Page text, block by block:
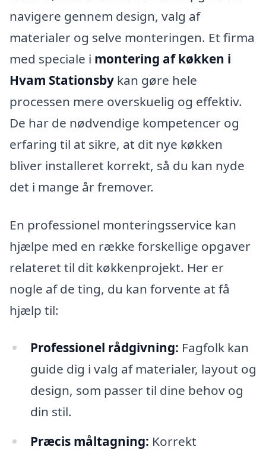
navigere gennem design, valg af
materialer og selve monteringen. Et firma
med speciale i montering af køkken i
Hvam Stationsby kan gøre hele
processen mere overskuelig og effektiv.
De har de nødvendige kompetencer og
erfaring til at sikre, at dit nye køkken
bliver installeret korrekt, så du kan nyde
det i mange år fremover.
En professionel monteringsservice kan
hjælpe med en række forskellige opgaver
relateret til dit køkkenprojekt. Her er
nogle af de ting, du kan forvente at få
hjælp til:
Professionel rådgivning: Fagfolk kan
guide dig i valg af materialer, layout og
design, som passer til dine behov og
din stil.
Præcis måltagning: Korrekt